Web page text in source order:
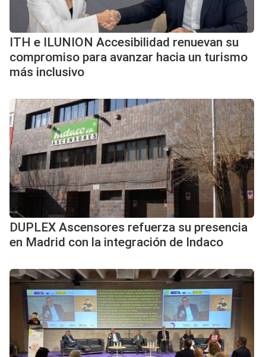
ITH e ILUNION Accesibilidad renuevan su
compromiso para avanzar hacia un turismo
más inclusivo
DUPLEX Ascensores refuerza su presencia
en Madrid con la integración de Indaco